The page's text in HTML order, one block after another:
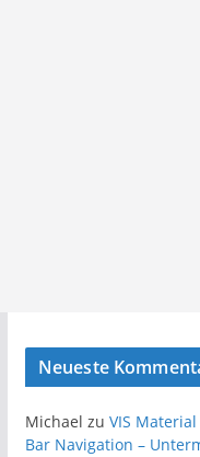
Neueste
Michael zu VIS
Bar Navigation –